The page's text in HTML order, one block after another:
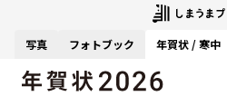
写真 フォトブック 年賀状 / 寒中